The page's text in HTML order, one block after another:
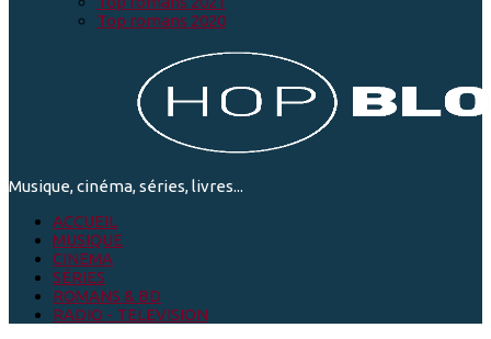
Top romans 2020
Musique, cinéma, séries, livres...
ACCUEIL
MUSIQUE
CINEMA
SÉRIES
ROMANS & BD
RADIO - TELEVISION